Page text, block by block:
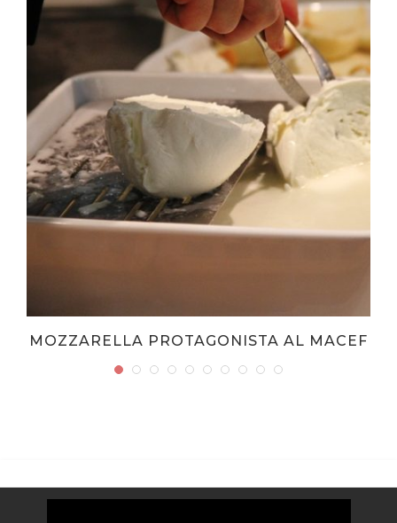
MOZZARELLA PROTAGONISTA AL MACEF